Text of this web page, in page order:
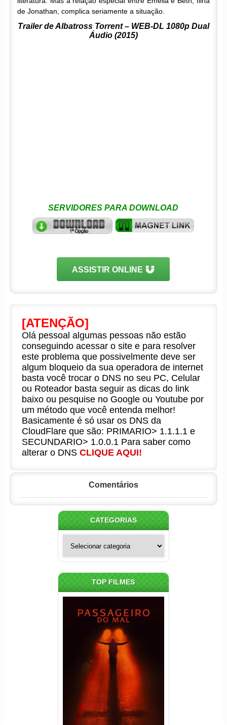
de Jonathan, complica seriamente a situação.
Trailer de Albatross Torrent – WEB-DL 1080p Dual
Áudio (2015)
SERVIDORES PARA DOWNLOAD
ASSISTIR ONLINE
[ATENÇÃO]
Olá pessoal algumas pessoas não estão
conseguindo acessar o site e para resolver
este problema que possivelmente deve ser
algum bloqueio da sua operadora de internet
basta você trocar o DNS no seu PC, Celular
ou Roteador basta seguir as dicas do link
baixo ou pesquise no Google ou Youtube por
um método que você entenda melhor!
Basicamente é só usar os DNS da
CloudFlare que são: PRIMARIO> 1.1.1.1 e
SECUNDARIO> 1.0.0.1 Para saber como
alterar o DNS CLIQUE AQUI!
Comentários
CATEGORIAS
TOP FILMES
Passageiro do Mal Torrent
(2026) WEB-DL 1080p Dual
Áudio